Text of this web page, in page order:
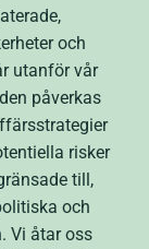
och
utanför vår
påverkas
risker
till,
och
Vi åtar oss